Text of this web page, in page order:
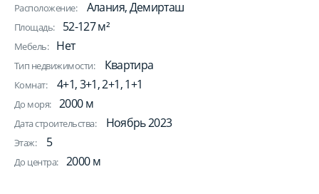
Расположение: Алания, Демирташ
Площадь: 52-127 м²
Мебель: Нет
Тип недвижимости: Квартира
Комнат: 4+1, 3+1, 2+1, 1+1
До моря: 2000 м
Дата строительства: Ноябрь 2023
Этаж: 5
До центра: 2000 м